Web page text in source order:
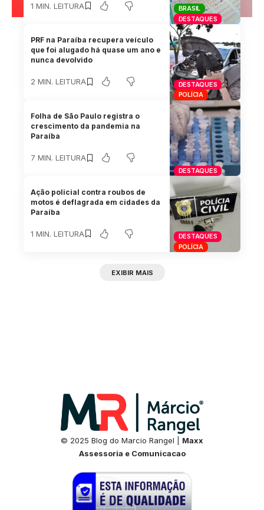
BRASIL
DESTAQUES
1 MIN. LEITURA
DESTAQUES
POLÍCIA
PRF na Paraíba recupera veículo
que foi alugado há quase um ano e
nunca devolvido
2 MIN. LEITURA
DESTAQUES
Folha de São Paulo registra o
crescimento da pandemia na
Paraíba
7 MIN. LEITURA
DESTAQUES
POLÍCIA
Ação policial contra roubos de
motos é deflagrada em cidades da
Paraíba
1 MIN. LEITURA
EXIBIR MAIS
© 2025 Blog do Marcio Rangel | Maxx
Assessoria e Comunicacao